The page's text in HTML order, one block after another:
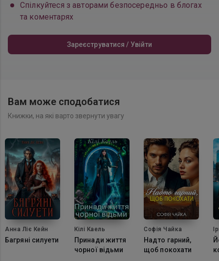
Спілкуйтеся з авторами безпосередньо в блогах
та коментарях
Зареєструватися / Увійти
Вам може сподобатися
Книжки, на які варто звернути увагу
Анна Ліє Кейн
Багряні силуети
Кілі Каель
Принади життя
чорної відьми
Софія Чайка
Надто гарний,
щоб покохати